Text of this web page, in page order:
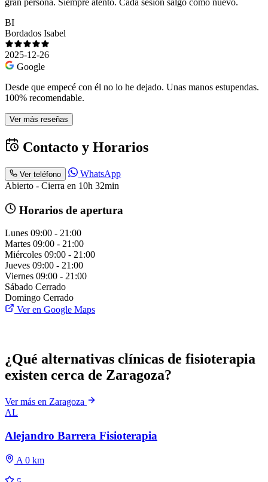
gran persona. Siempre atento. Cada sesión salgo como nuevo.
BI
Bordados Isabel
2025-12-26
Google
Desde que empecé con él no lo he dejado. Unas manos estupendas.
100% recomendable.
Ver más reseñas
Contacto y Horarios
Ver teléfono
WhatsApp
Abierto - Cierra en 10h 32min
Horarios de apertura
Lunes 09:00 - 21:00
Martes 09:00 - 21:00
Miércoles 09:00 - 21:00
Jueves 09:00 - 21:00
Viernes 09:00 - 21:00
Sábado Cerrado
Domingo Cerrado
Ver en Google Maps
¿Qué alternativas clínicas de fisioterapia
existen cerca de Zaragoza?
Ver más en Zaragoza
AL
Alejandro Barrera Fisioterapia
A 0 km